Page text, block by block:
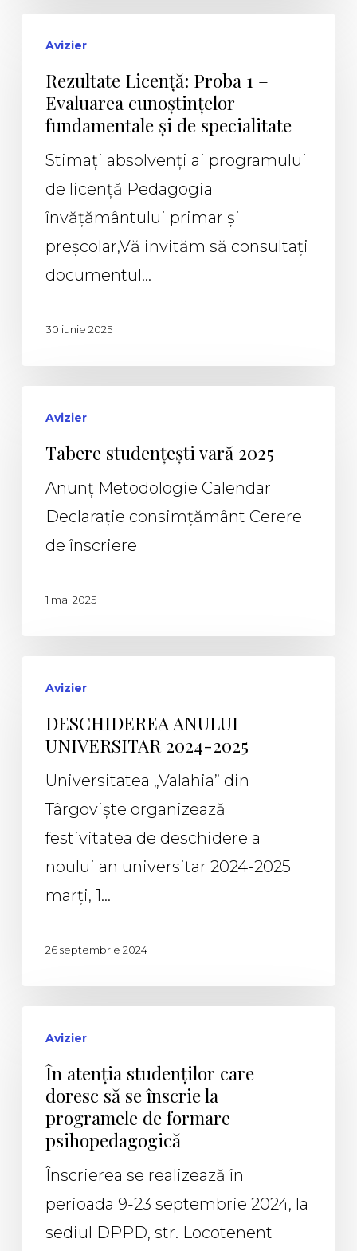
Avizier
Rezultate Licență: Proba 1 –
Evaluarea cunoștințelor
fundamentale și de specialitate
Stimați absolvenți ai programului
de licență Pedagogia
învățământului primar și
preșcolar,Vă invităm să consultați
documentul…
30 iunie 2025
Avizier
Tabere studențești vară 2025
Anunț Metodologie Calendar
Declarație consimțământ Cerere
de înscriere
1 mai 2025
Avizier
DESCHIDEREA ANULUI
UNIVERSITAR 2024-2025
Universitatea „Valahia” din
Târgoviște organizează
festivitatea de deschidere a
noului an universitar 2024-2025
marți, 1…
26 septembrie 2024
Avizier
În atenția studenților care
doresc să se înscrie la
programele de formare
psihopedagogică
Înscrierea se realizează în
perioada 9-23 septembrie 2024, la
sediul DPPD, str. Locotenent